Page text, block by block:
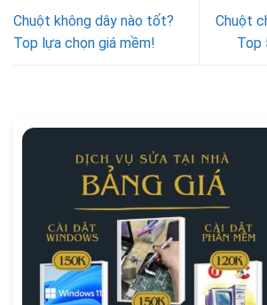
Chuột không dây nào tốt?
Top lựa chọn giá mềm!
Chuột
Top